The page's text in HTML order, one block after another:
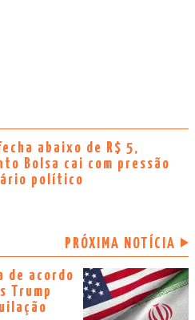
abaixo de R$ 5,
Bolsa cai com pressão
político
PRÓXIMA NOTÍCIA
de acordo
Trump